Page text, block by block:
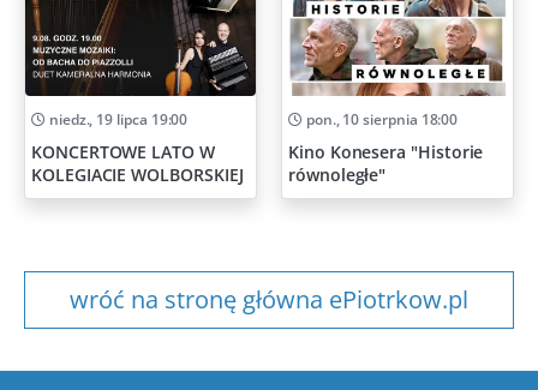
niedz., 19 lipca 19:00
KONCERTOWE LATO W
KOLEGIACIE WOLBORSKIEJ
pon., 10 sierpnia 18:00
Kino Konesera "Historie
równoległe"
wróć na stronę główna ePiotrkow.pl